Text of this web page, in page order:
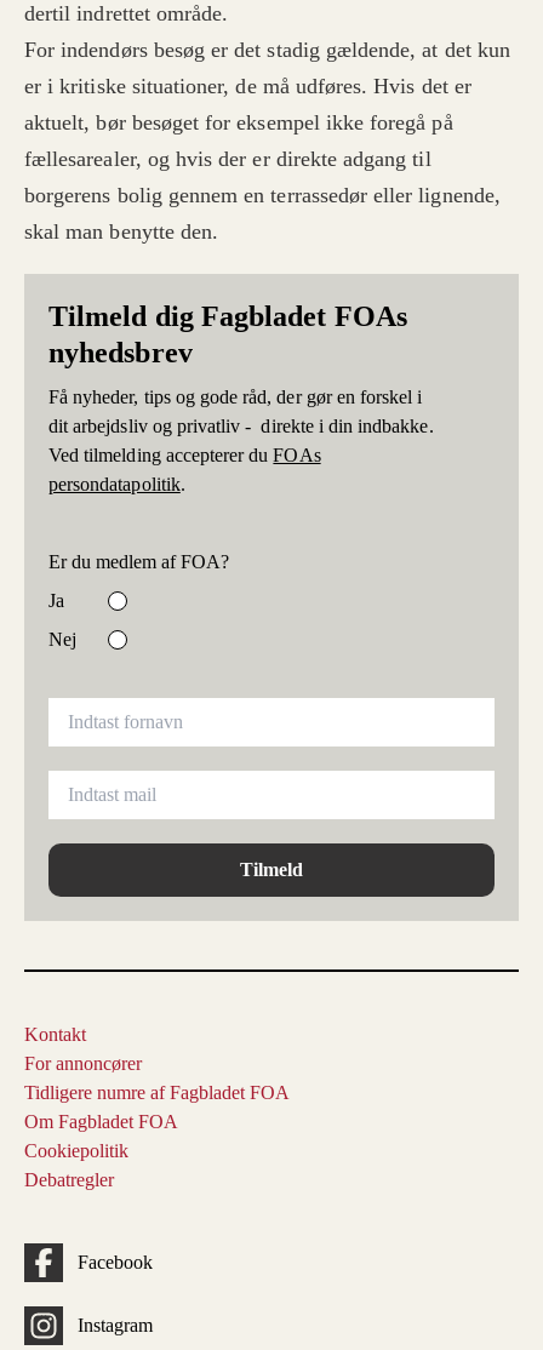
dertil indrettet område.
For indendørs besøg er det stadig gældende, at det kun
er i kritiske situationer, de må udføres. Hvis det er
aktuelt, bør besøget for eksempel ikke foregå på
fællesarealer, og hvis der er direkte adgang til
borgerens bolig gennem en terrassedør eller lignende,
skal man benytte den.
Tilmeld dig Fagbladet FOAs
nyhedsbrev
Få nyheder, tips og gode råd, der gør en forskel i
dit arbejdsliv og privatliv - direkte i din indbakke.
Ved tilmelding accepterer duFOAs
persondatapolitik.
Er du medlem af FOA?
Ja
Nej
Tilmeld
Kontakt
For annoncører
Tidligere numre af Fagbladet FOA
Om Fagbladet FOA
Cookiepolitik
Debatregler
Facebook
Instagram